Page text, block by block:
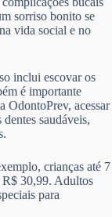
sorriso bonito se
vida social e no
inclui escovar os
é importante
OdontoPrev, acessar
saudáveis,
crianças até 7
R$ 30,99. Adultos
para